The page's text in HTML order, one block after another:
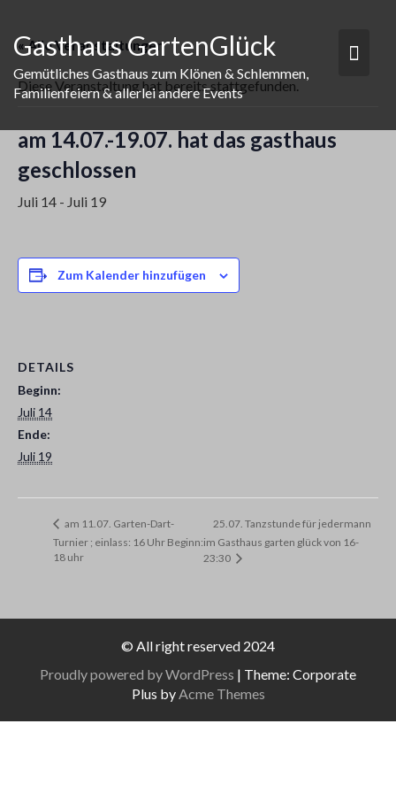
content
Gasthaus GartenGlück
Gemütliches Gasthaus zum Klönen & Schlemmen,
Familienfeiern & allerlei andere Events
« Alle Veranstaltungen
Diese Veranstaltung hat bereits stattgefunden.
am 14.07.-19.07. hat das gasthaus
geschlossen
Juli 14 - Juli 19
Zum Kalender hinzufügen
DETAILS
Beginn:
Juli 14
Ende:
Juli 19
am 11.07. Garten-Dart-
Turnier ; einlass: 16 Uhr Beginn:
18 uhr
25.07. Tanzstunde für jedermann
im Gasthaus garten glück von 16-
23:30
© All right reserved 2024
Proudly powered by WordPress | Theme: Corporate
Plus byAcme Themes